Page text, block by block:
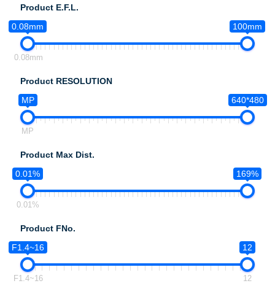
Product E.F.L.
0.08mm
100mm
0.08mm
Product RESOLUTION
MP
640*480
MP
Product Max Dist.
0.01%
169%
0.01%
Product FNo.
F1.4~16
12
F1.4~16 12